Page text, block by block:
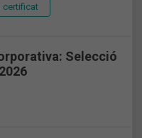
certificat
Selecció